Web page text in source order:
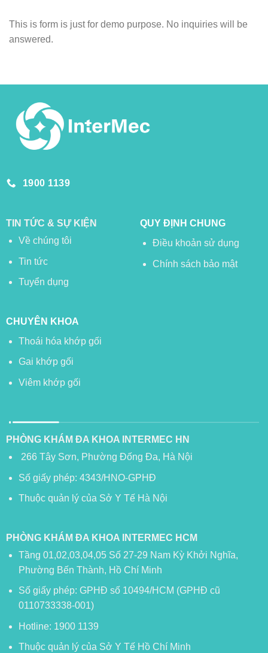
This is form is just for demo purpose. No inquiries will be
answered.
1900 1139
TIN TỨC & SỰ KIỆN
Về chúng tôi
Tin tức
Tuyển dụng
QUY ĐỊNH CHUNG
Điều khoản sử dụng
Chính sách bảo mật
CHUYÊN KHOA
Thoái hóa khớp gối
Gai khớp gối
Viêm khớp gối
PHÒNG KHÁM ĐA KHOA INTERMEC HN
266 Tây Sơn, Phường Đống Đa, Hà Nội
Số giấy phép: 4343/HNO-GPHĐ
Thuộc quản lý của Sở Y Tế Hà Nội
PHÒNG KHÁM ĐA KHOA INTERMEC HCM
Tầng 01,02,03,04,05 Số 27-29 Nam Kỳ Khởi Nghĩa,
Phường Bến Thành, Hồ Chí Minh
Số giấy phép: GPHĐ số 10494/HCM (GPHĐ cũ
0110733338-001)
Hotline: 1900 1139
Thuộc quản lý của Sở Y Tế Hồ Chí Minh